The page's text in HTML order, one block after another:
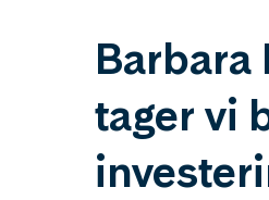
Barbara
tager vi